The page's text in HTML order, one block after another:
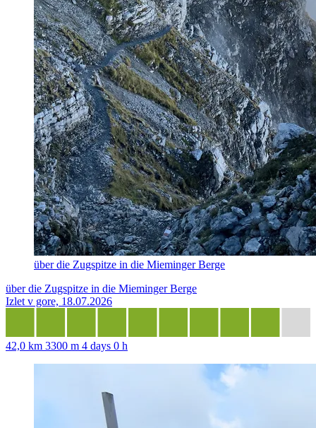
über die Zugspitze in die Mieminger Berge
über die Zugspitze in die Mieminger Berge
Izlet v gore, 18.07.2026
42,0 km 3300 m 4 days 0 h